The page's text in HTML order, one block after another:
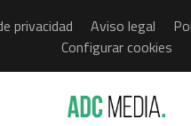
privacidad Aviso legal
Configurar cookies